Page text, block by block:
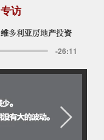
访
多利亚房地产投资
-26:11